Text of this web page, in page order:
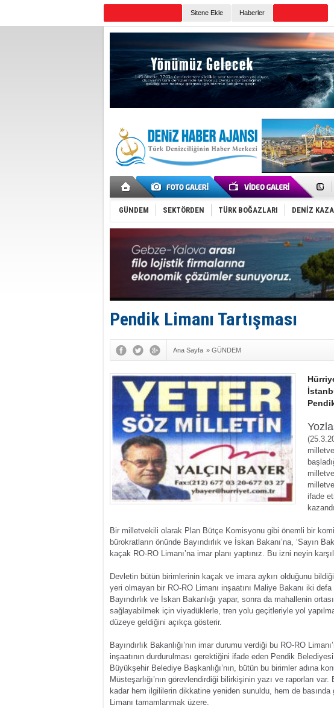
Sitene Ekle Haberler
GÜNDEM SEKTÖRDEN TÜRK BOĞAZLARI DENİZ
Pendik Limanı Tartışması
Ana Sayfa » GÜNDEM
ifade
Bir milletvekili olarak Plan Bütçe Komisyonu gibi önemli bir
bürokratların önünde Bayındırlık ve İskan Bakanı’na, ‘Sayın
kaçak RO-RO Limanı’na imar planı yaptınız. Bu izni neyin
Devletin bütün birimlerinin kaçak ve imara aykırı olduğunu
yeri olmayan bir RO-RO Limanı inşaatını Maliye Bakanı iki
Bayındırlık ve İskan Bakanlığı yapar, sonra da mahallenin
sağlayabilmek için viyadüklerle, tren yolu geçitleriyle yol
düzeye geldiğini açıkça gösterir.
Bayındırlık Bakanlığı’nın imar durumu verdiği bu RO-RO
inşaatının durdurulması gerektiğini ifade eden Pendik
Büyükşehir Belediye Başkanlığı’nın, bütün bu birimler adına
Müsteşarlığı’nın görevlendirdiği bilirkişinin yazı ve raporları
kadar hem ilgililerin dikkatine yeniden sunuldu, hem de
Limanı tamamlanmak üzere.